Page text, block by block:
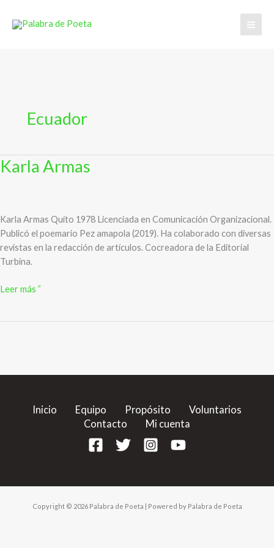
Ecuador
Karla Armas
Karla Armas Quito 1978 Licenciada en Comunicación Organizacional.
Publicó el poemario Pez amapola (2019). Ha colaborado con diversas
revistas en la redacción de artículos. Cocreadora de la Editorial
Turbina.
Karla
Leer más ”
Inicio Equipo Propósito
Voluntarios
Contacto
Mi cuenta
Copyright © 2026 Palabra de Poeta | Powered by Palabra de Poeta